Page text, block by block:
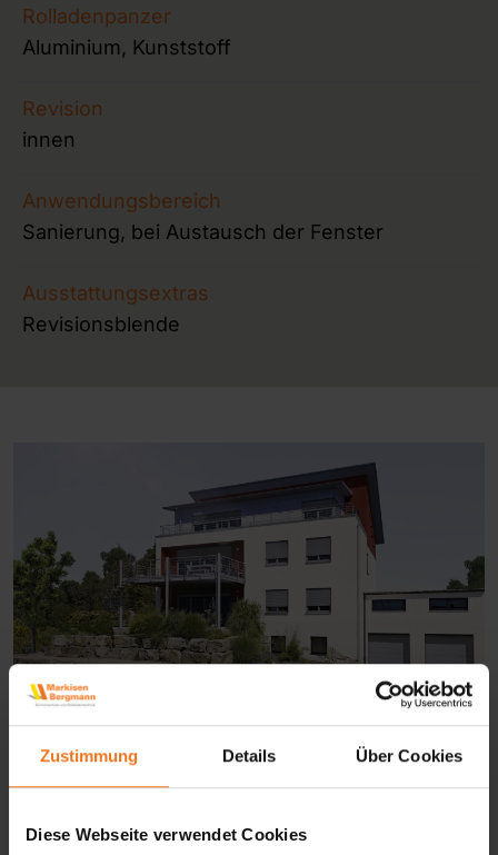
Zustimmung Details Über Cookies
Diese Webseite verwendet Cookies
Rolladenpanzer
Aluminium, Kunststoff
Revision
innen
Anwendungsbereich
Sanierung, bei Austausch der Fenster
Ausstattungsextras
Revisionsblende
Rollläden bieten effektiven